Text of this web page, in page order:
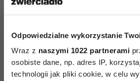
Odpowiedzialne wykorzystanie
Wraz z naszymi 1022 partnerami
osobiste dane, np. adres IP,
technologii jak pliki cookie, w celu
Podsumowanie przepisu
nadzieniem z rabarbaru i
mascarpone z wanilią ….
śmietaną i truskawkami tworzy